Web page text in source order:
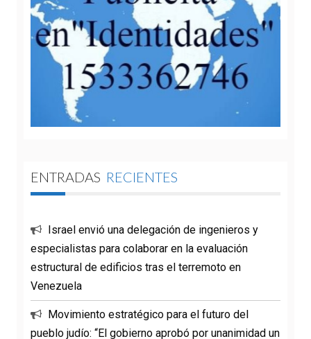
ENTRADAS RECIENTES
Israel envió una delegación de ingenieros y
especialistas para colaborar en la evaluación
estructural de edificios tras el terremoto en
Venezuela
Movimiento estratégico para el futuro del
pueblo judío: “El gobierno aprobó por unanimidad un